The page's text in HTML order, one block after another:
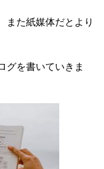
また紙媒体だとより
グを書いていきま